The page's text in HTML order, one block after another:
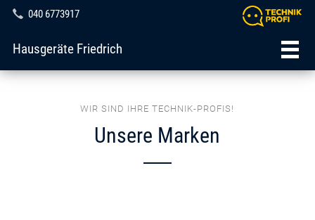
040 6773917
Hausgeräte Friedrich
WIR SIND IHRE TECHNIK-PROFIS!
Unsere Marken